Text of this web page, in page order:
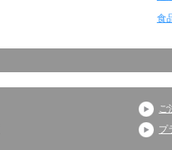
食
ご
プ